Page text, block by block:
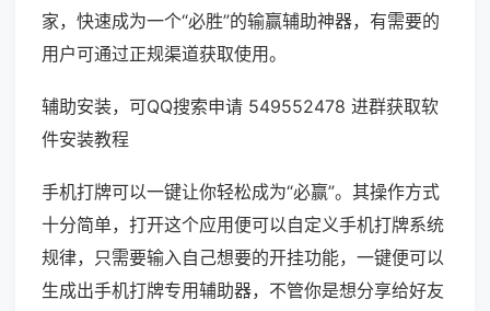
家，快速成为一个“必胜”的输赢辅助神器，有需要的
用户可通过正规渠道获取使用。
辅助安装，可QQ搜索申请 549552478 进群获取软
件安装教程
手机打牌可以一键让你轻松成为“必赢”。其操作方式
十分简单，打开这个应用便可以自定义手机打牌系统
规律，只需要输入自己想要的开挂功能，一键便可以
生成出手机打牌专用辅助器，不管你是想分享给好友